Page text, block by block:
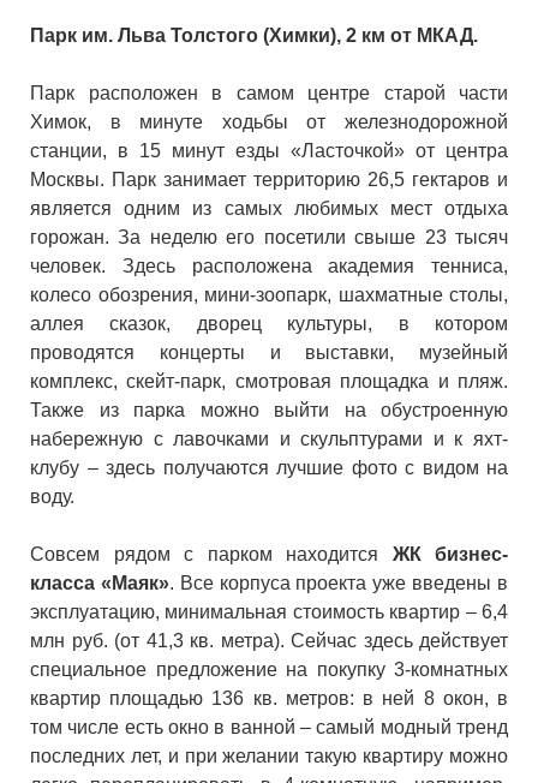
Парк им. Льва Толстого (Химки), 2 км от МКАД.
Парк расположен в самом центре старой части
Химок, в минуте ходьбы от железнодорожной
станции, в 15 минут езды «Ласточкой» от центра
Москвы. Парк занимает территорию 26,5 гектаров и
является одним из самых любимых мест отдыха
горожан. За неделю его посетили свыше 23 тысяч
человек. Здесь расположена академия тенниса,
колесо обозрения, мини-зоопарк, шахматные столы,
аллея сказок, дворец культуры, в котором
проводятся концерты и выставки, музейный
комплекс, скейт-парк, смотровая площадка и пляж.
Также из парка можно выйти на обустроенную
набережную с лавочками и скульптурами и к яхт-
клубу – здесь получаются лучшие фото с видом на
воду.
Совсем рядом с парком находится ЖК бизнес-
класса «Маяк». Все корпуса проекта уже введены в
эксплуатацию, минимальная стоимость квартир – 6,4
млн руб. (от 41,3 кв. метра). Сейчас здесь действует
специальное предложение на покупку 3-комнатных
квартир площадью 136 кв. метров: в ней 8 окон, в
том числе есть окно в ванной – самый модный тренд
последних лет, и при желании такую квартиру можно